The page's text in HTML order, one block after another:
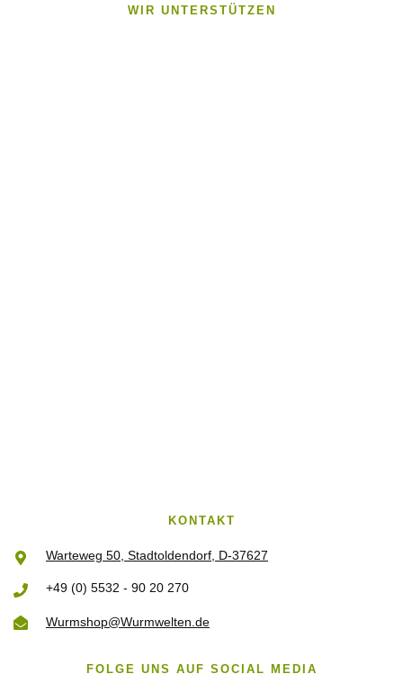
WIR UNTERSTÜTZEN
KONTAKT
Warteweg 50, Stadtoldendorf, D-37627
+49 (0) 5532 - 90 20 270
Wurmshop@Wurmwelten.de
FOLGE UNS AUF SOCIAL MEDIA